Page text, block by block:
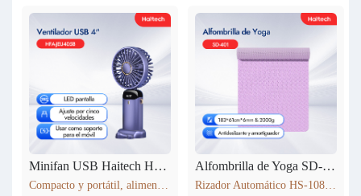
Minifan USB Haitech HSF-N15 Alfombrilla de Yoga SD-401
Rizador Automático HS-108 183*61cm*6mm & 2000g Antideslizante y amortiguador